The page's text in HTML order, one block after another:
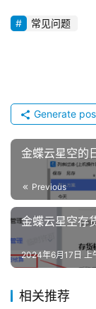
常见问题
Generate
金蝶云星空的
Previous
金蝶云星空存
2024年6月17日 上
相关推荐